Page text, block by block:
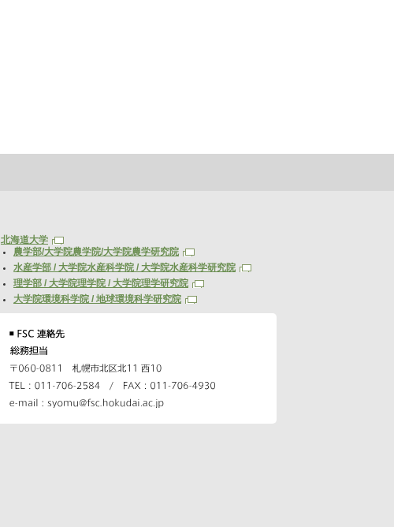
北海道大学
農学部/大学院農学院/大学院農学研究院
水産学部 / 大学院水産科学院 / 大学院水産科学研究院
理学部 / 大学院理学院 / 大学院理学研究院
大学院環境科学院 / 地球環境科学研究院